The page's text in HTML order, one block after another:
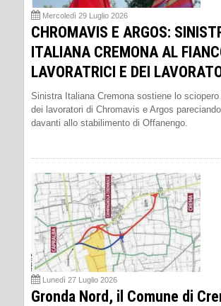
Mercoledì 29 Luglio 2026
CHROMAVIS E ARGOS:
ITALIANA CREMONA AL
LAVORATRICI E DEI
Sinistra Italiana Cremona sostiene lo
dei lavoratori di Chromavis e Argos
davanti allo stabilimento di Offanengo.
Lunedì 27 Luglio 2026
Gronda Nord, il Comune di